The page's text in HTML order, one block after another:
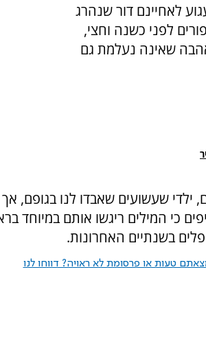
לאחיינם דור שנהרג
לפני כשנה וחצי,
שאינה נעלמת גם
שעשועים שאבדו לנו בגופם, אך
כי המילים ריגשו אותם במיוחד
בשנתיים האחרונות.
טעות או פרסומת לא ראויה? דווחו לנו